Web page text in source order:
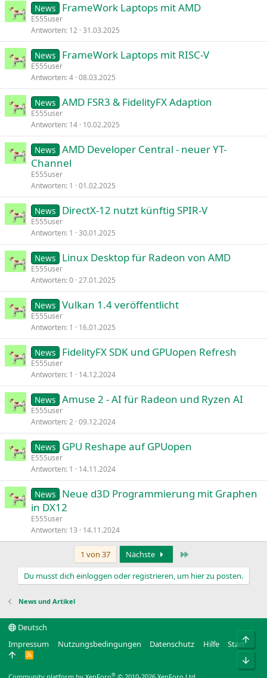
News FrameWork Laptops mit AMD
E555user
Antworten 12 31.03.2025
News FrameWork Laptops mit RISC-V
E555user
Antworten 4 08.03.2025
News AMD FSR3 & FidelityFX Adaption
E555user
Antworten 14 10.02.2025
News AMD Developer Central - neuer YT-
Channel
E555user
Antworten 1 01.02.2025
News DirectX-12 nutzt künftig SPIR-V
E555user
Antworten 1 30.01.2025
News Linux Desktop für Radeon von AMD
E555user
Antworten 0 27.01.2025
News Vulkan 1.4 veröffentlicht
E555user
Antworten 1 16.01.2025
News FidelityFX SDK und GPUopen Refresh
E555user
Antworten 1 14.12.2024
News Amuse 2 - AI für Radeon und Ryzen AI
E555user
Antworten 2 09.12.2024
News GPU Reshape auf GPUopen
E555user
Antworten 1 14.11.2024
News
Neue d3D Programmierung mit Graphen
in DX12
E555user
Antworten 13 14.11.2024
1 von 37 Nächste
Du musst dich einloggen oder registrieren, um hier zu posten.
News und Artikel
Deutsch
Impressum
Nutzungsbedingungen Datenschutz Hilfe Start
R
®